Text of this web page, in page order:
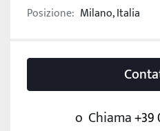
Posizione: Milano, Italia
o Chiama+39